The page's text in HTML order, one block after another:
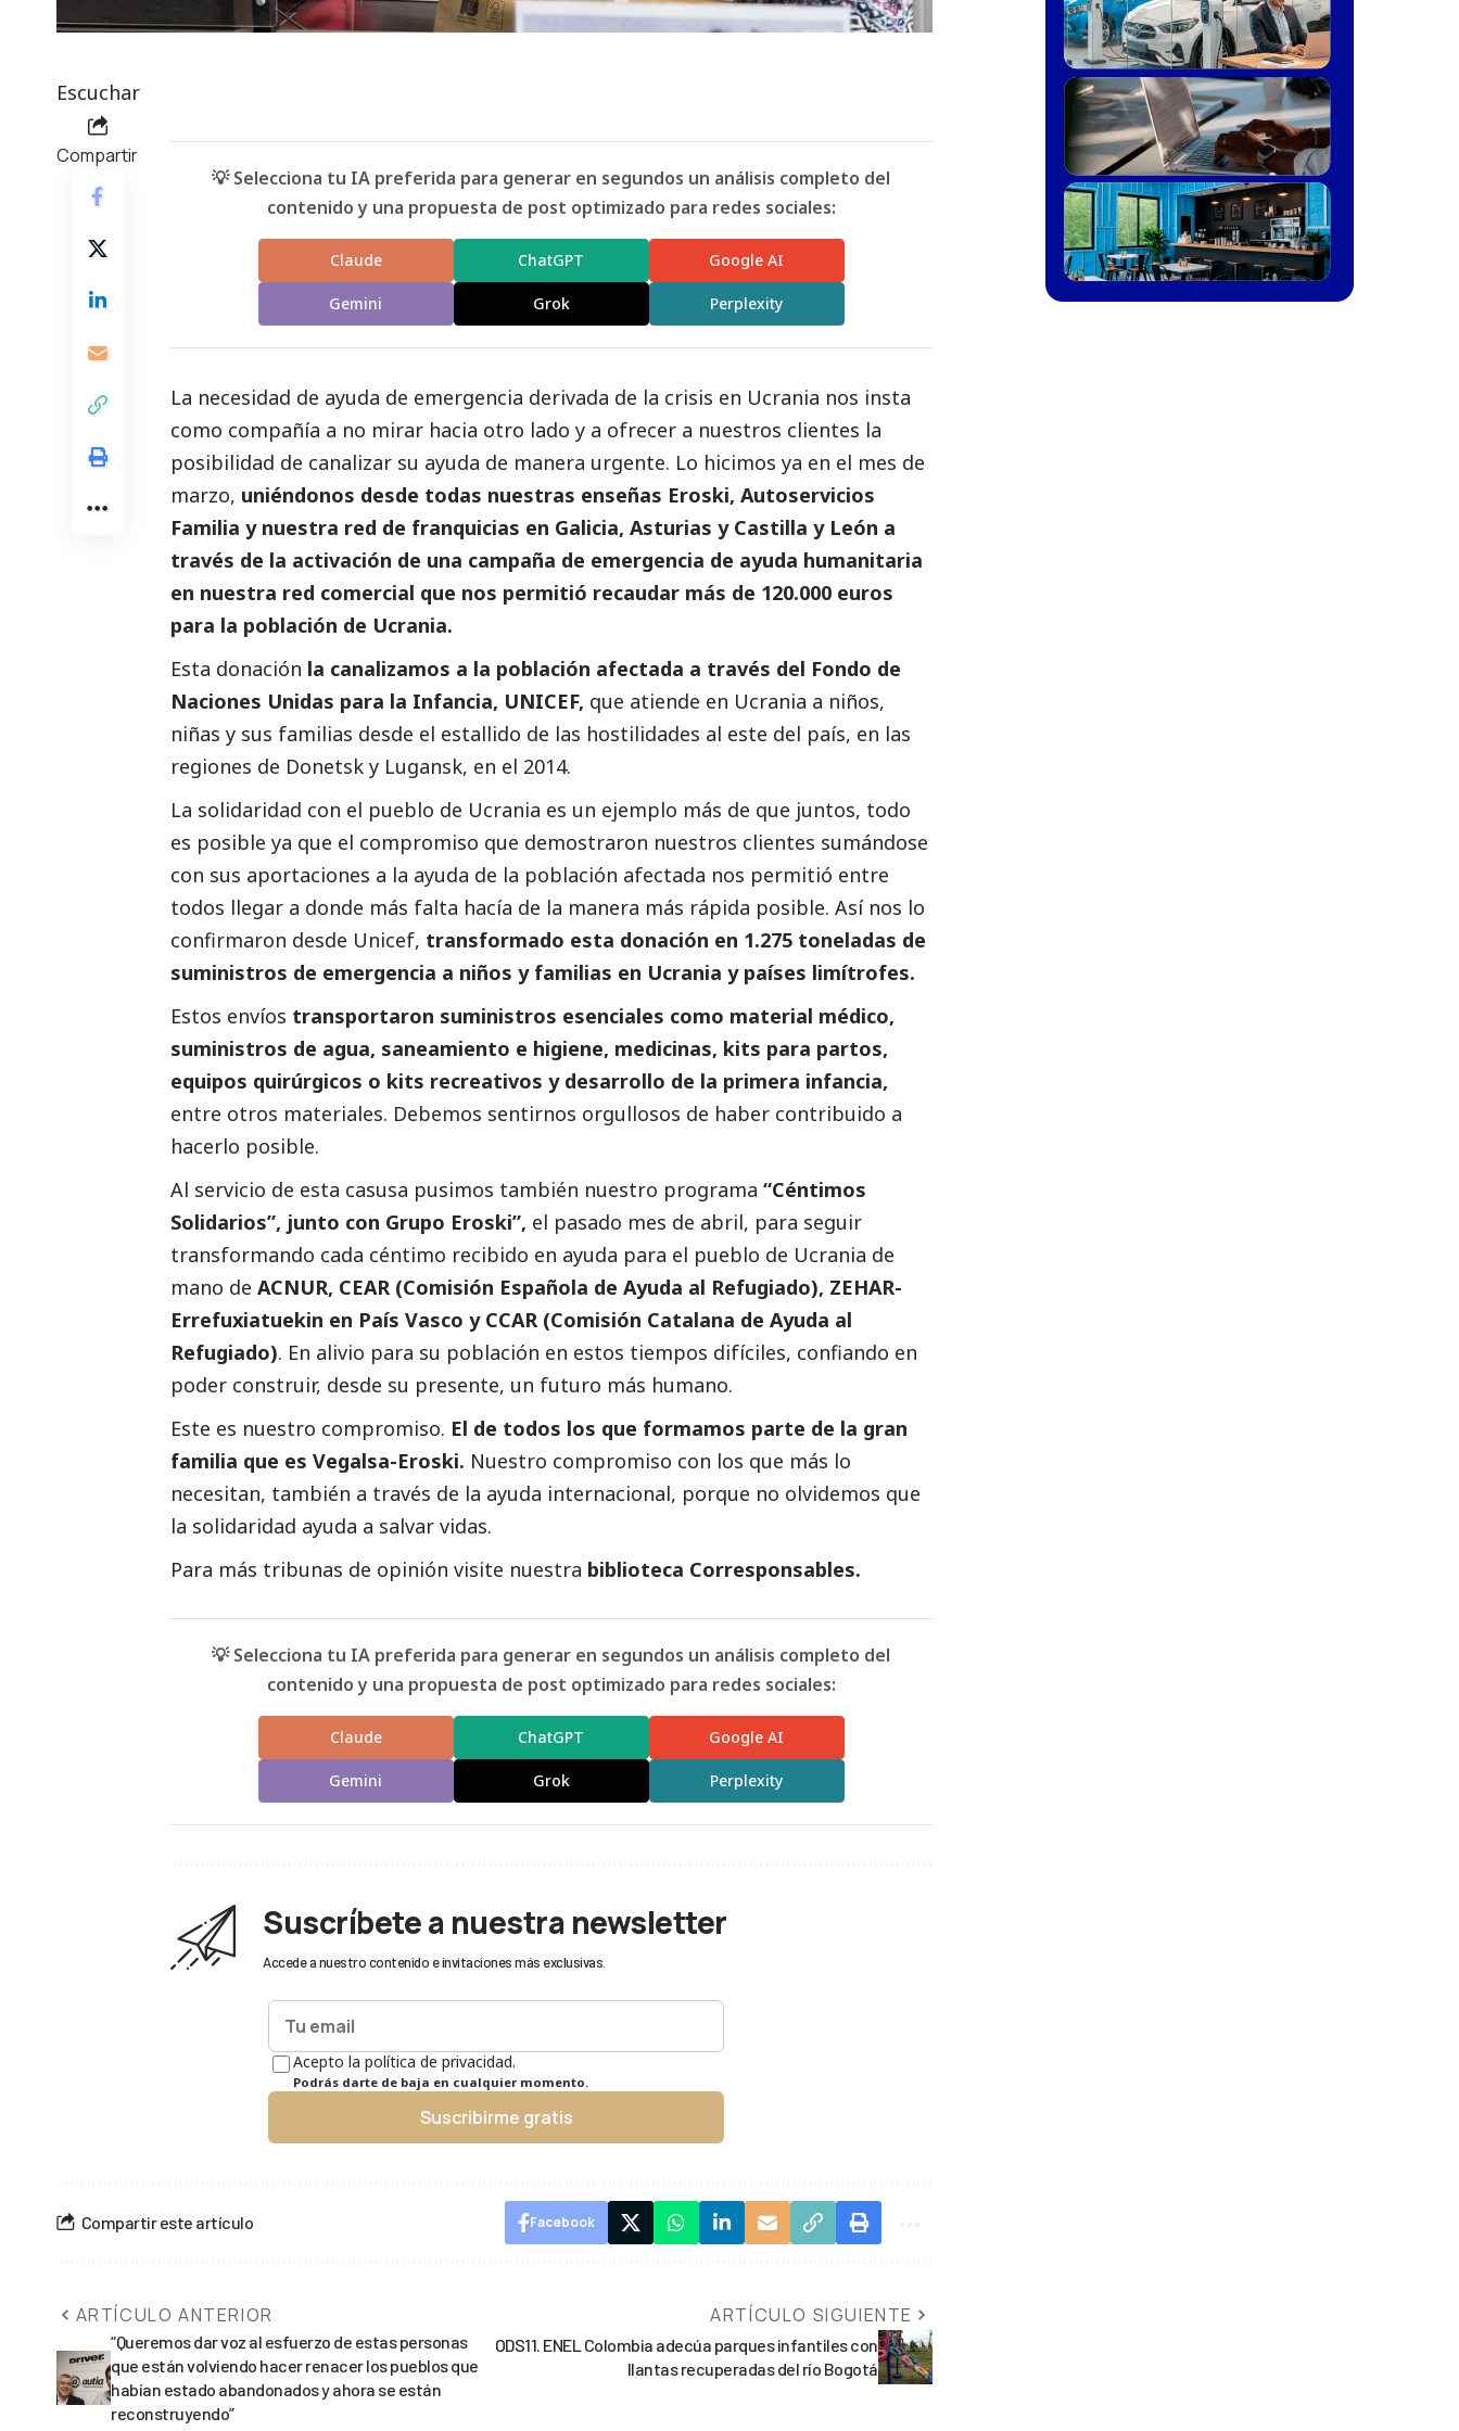
Escuchar
Compartir
💡 Selecciona tu IA preferida para generar en segundos un análisis completo del
contenido y una propuesta de post optimizado para redes sociales:
Claude ChatGPT Google AI
Gemini Grok Perplexity
La necesidad de ayuda de emergencia derivada de la crisis en Ucrania nos insta
como compañía a no mirar hacia otro lado y a ofrecer a nuestros clientes la
posibilidad de canalizar su ayuda de manera urgente. Lo hicimos ya en el mes de
marzo, uniéndonos desde todas nuestras enseñas Eroski, Autoservicios
Familia y nuestra red de franquicias en Galicia, Asturias y Castilla y León a
través de la activación de una campaña de emergencia de ayuda humanitaria
en nuestra red comercial que nos permitió recaudar más de 120.000 euros
para la población de Ucrania.
Esta donación la canalizamos a la población afectada a través del Fondo de
Naciones Unidas para la Infancia, UNICEF, que atiende en Ucrania a niños,
niñas y sus familias desde el estallido de las hostilidades al este del país, en las
regiones de Donetsk y Lugansk, en el 2014.
La solidaridad con el pueblo de Ucrania es un ejemplo más de que juntos, todo
es posible ya que el compromiso que demostraron nuestros clientes sumándose
con sus aportaciones a la ayuda de la población afectada nos permitió entre
todos llegar a donde más falta hacía de la manera más rápida posible. Así nos lo
confirmaron desde Unicef, transformado esta donación en 1.275 toneladas de
suministros de emergencia a niños y familias en Ucrania y países limítrofes.
Estos envíos transportaron suministros esenciales como material médico,
suministros de agua, saneamiento e higiene, medicinas, kits para partos,
equipos quirúrgicos o kits recreativos y desarrollo de la primera infancia,
entre otros materiales. Debemos sentirnos orgullosos de haber contribuido a
hacerlo posible.
Al servicio de esta casusa pusimos también nuestro programa “Céntimos
Solidarios”, junto con Grupo Eroski”, el pasado mes de abril, para seguir
transformando cada céntimo recibido en ayuda para el pueblo de Ucrania de
mano de ACNUR, CEAR (Comisión Española de Ayuda al Refugiado), ZEHAR-
Errefuxiatuekin en País Vasco y CCAR (Comisión Catalana de Ayuda al
Refugiado). En alivio para su población en estos tiempos difíciles, confiando en
poder construir, desde su presente, un futuro más humano.
Este es nuestro compromiso. El de todos los que formamos parte de la gran
familia que es Vegalsa-Eroski. Nuestro compromiso con los que más lo
necesitan, también a través de la ayuda internacional, porque no olvidemos que
la solidaridad ayuda a salvar vidas.
Para más tribunas de opinión visite nuestra biblioteca Corresponsables.
💡 Selecciona tu IA preferida para generar en segundos un análisis completo del
contenido y una propuesta de post optimizado para redes sociales:
Claude ChatGPT Google AI
Gemini Grok Perplexity
Suscríbete a nuestra newsletter
Accede a nuestro contenido e invitaciones más exclusivas.
Acepto la política de privacidad.
Podrás darte de baja en cualquier momento.
Suscribirme gratis
Compartir este artículo Facebook
ARTÍCULO ANTERIOR
“Queremos dar voz al esfuerzo de estas personas
que están volviendo hacer renacer los pueblos que
habían estado abandonados y ahora se están
reconstruyendo”
ARTÍCULO SIGUIENTE
ODS11. ENEL Colombia adecúa parques infantiles con
llantas recuperadas del río Bogotá